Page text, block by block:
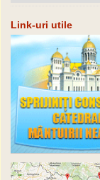
Link-uri utile